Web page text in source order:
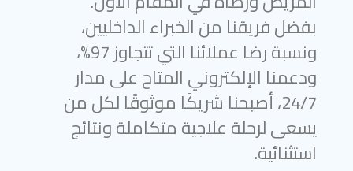
بفضل فريقنا من الخبراء الداخليين،
ونسبة رضا عملائنا التي تتجاوز 97%،
ودعمنا الإلكتروني المتاح على مدار
24/7، أصبحنا شريكًا موثوقًا لكل من
يسعى لرحلة علاجية متكاملة ونتائج
استثنائية.